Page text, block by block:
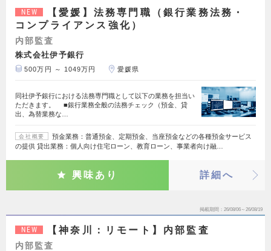
NEW
【愛媛】法務専門職（銀行業務法務・
コンプライアンス強化）
内部監査
株式会社伊予銀行
500万円 ～ 1049万円 愛媛県
同社伊予銀行における法務専門職として以下の業務を担当い
ただきます。 ■銀行業務全般の法務チェック（預金、貸
出、為替業務な…
会社概要
預金業務：普通預金、定期預金、当座預金などの各種預金サービス
の提供 貸出業務：個人向け住宅ローン、教育ローン、事業者向け融…
興味あり 詳細へ
掲載期間 26/08/06～26/08/19
NEW 【神奈川：リモート】内部監査
内部監査